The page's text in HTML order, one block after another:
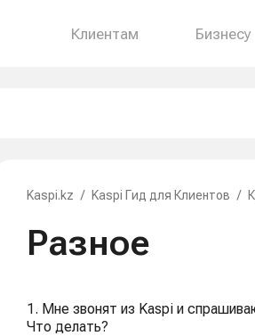
Клиентам Бизнесу
Kaspi.kz / Kaspi Гид для Клиентов /
Разное
1. Мне звонят из Kaspi и
Что делать?